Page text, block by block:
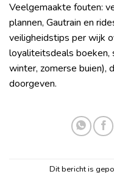
Veelgemaakte fouten:
plannen, Gautrain en
veiligheidstips per wijk
loyaliteitsdeals boeken,
winter, zomerse buien),
doorgeven.
Dit bericht is